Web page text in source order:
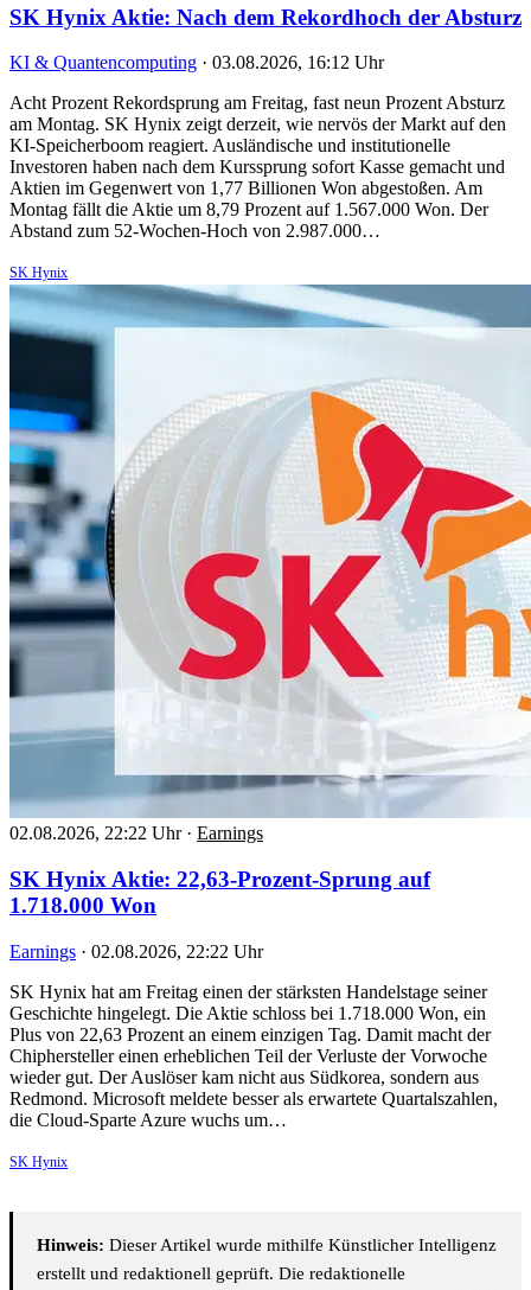
SK Hynix Aktie: Nach dem Rekordhoch der Absturz
KI & Quantencomputing · 03.08.2026, 16:12 Uhr
Acht Prozent Rekordsprung am Freitag, fast neun Prozent Absturz
am Montag. SK Hynix zeigt derzeit, wie nervös der Markt auf den
KI-Speicherboom reagiert. Ausländische und institutionelle
Investoren haben nach dem Kurssprung sofort Kasse gemacht und
Aktien im Gegenwert von 1,77 Billionen Won abgestoßen. Am
Montag fällt die Aktie um 8,79 Prozent auf 1.567.000 Won. Der
Abstand zum 52-Wochen-Hoch von 2.987.000…
SK Hynix
02.08.2026, 22:22 Uhr · Earnings
SK Hynix Aktie: 22,63-Prozent-Sprung auf
1.718.000 Won
Earnings · 02.08.2026, 22:22 Uhr
SK Hynix hat am Freitag einen der stärksten Handelstage seiner
Geschichte hingelegt. Die Aktie schloss bei 1.718.000 Won, ein
Plus von 22,63 Prozent an einem einzigen Tag. Damit macht der
Chiphersteller einen erheblichen Teil der Verluste der Vorwoche
wieder gut. Der Auslöser kam nicht aus Südkorea, sondern aus
Redmond. Microsoft meldete besser als erwartete Quartalszahlen,
die Cloud-Sparte Azure wuchs um…
SK Hynix
Hinweis: Dieser Artikel wurde mithilfe Künstlicher Intelligenz
erstellt und redaktionell geprüft. Die redaktionelle